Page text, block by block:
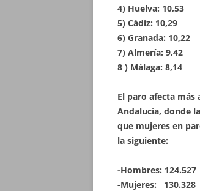
4) Huelva: 10,53
5) Cádiz: 10,29
6) Granada: 10,22
7) Almería: 9,42
8 ) Málaga: 8,14
El paro afecta más
Andalucía, donde
que mujeres en
la siguiente:
-Hombres:
-Mujeres: 130.328